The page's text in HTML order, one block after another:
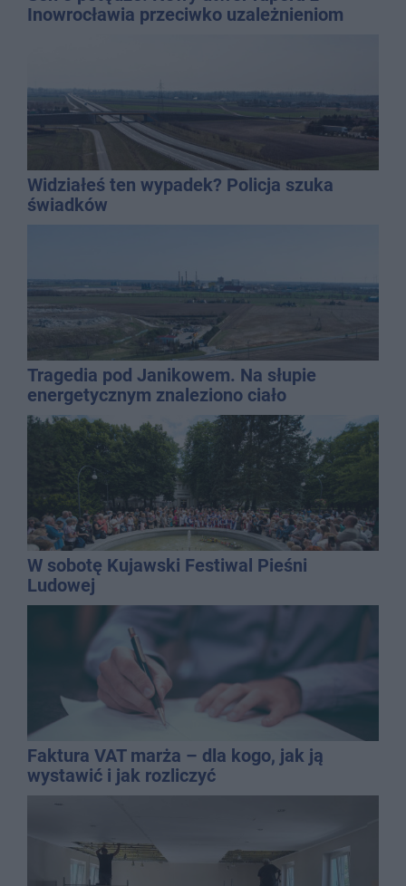
Inowrocławia przeciwko uzależnieniom
Widziałeś ten wypadek? Policja szuka
świadków
Tragedia pod Janikowem. Na słupie
energetycznym znaleziono ciało
mężczyzny
W sobotę Kujawski Festiwal Pieśni
Ludowej
Faktura VAT marża – dla kogo, jak ją
wystawić i jak rozliczyć